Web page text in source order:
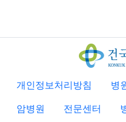
개인정보처리방침 병
암병원
전문센터